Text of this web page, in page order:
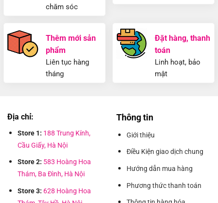
chăm sóc
Thêm mới sản
phẩm
Liên tục hàng
tháng
Đặt hàng, thanh
toán
Linh hoạt, bảo
mật
Địa chỉ:
Store 1: 188 Trung Kính,
Cầu Giấy, Hà Nội
Store 2: 583 Hoàng Hoa
Thám, Ba Đình, Hà Nội
Store 3: 628 Hoàng Hoa
Thông tin
Giới thiệu
Điều Kiện giao dịch chung
Hướng dẫn mua hàng
Phương thức thanh toán